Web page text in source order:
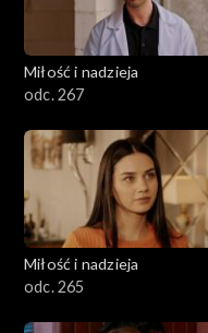
Miłość i nadzieja
odc. 267
Miłość i nadzieja
odc. 265